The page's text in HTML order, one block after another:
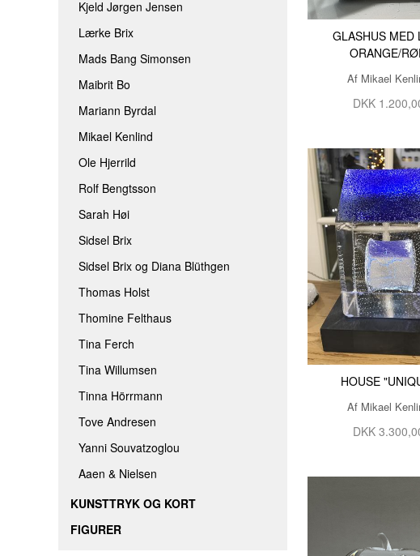
Kjeld Jørgen Jensen
Lærke Brix
Mads Bang Simonsen
Maibrit Bo
Mariann Byrdal
Mikael Kenlind
Ole Hjerrild
Rolf Bengtsson
Sarah Høi
Sidsel Brix
Sidsel Brix og Diana Blüthgen
Thomas Holst
Thomine Felthaus
Tina Ferch
Tina Willumsen
Tinna Hörrmann
Tove Andresen
Yanni Souvatzoglou
Aaen & Nielsen
KUNSTTRYK OG KORT
FIGURER
GLASHUS MED
ORANGE/
Af Mikael
DKK
HOUSE
Af Mikael
DKK